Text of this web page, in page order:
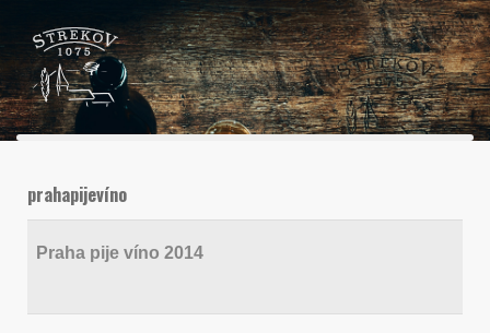
prahapijevíno
Praha pije víno 2014